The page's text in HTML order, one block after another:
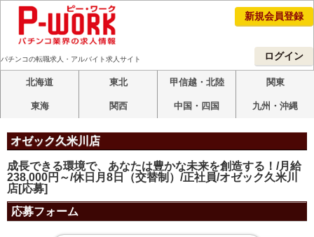
新規会員登録
ログイン
パチンコの転職求人・アルバイト求人サイト
北海道 東北 甲信越・北陸 関東
東海 関西 中国・四国 九州・沖縄
オゼック久米川店
成長できる環境で、あなたは豊かな未来を創造する！/月給
238,000円～/休日月8日（交替制）/正社員/オゼック久米川
店[応募]
応募フォーム